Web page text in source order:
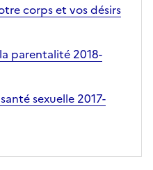
corps et vos désirs
parentalité 2018-
sexuelle 2017-